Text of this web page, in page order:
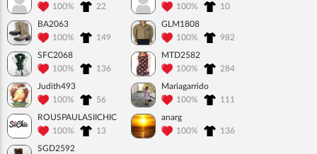
100%
22
100%
10
BA2063
100%
149
GLM1808
100%
982
SFC2068
100%
136
MTD2582
100%
284
Judith493
100%
56
Mariagarrido
100%
111
ROUSPAULASIICHIC
100%
13
anarg
100%
136
SGD2592